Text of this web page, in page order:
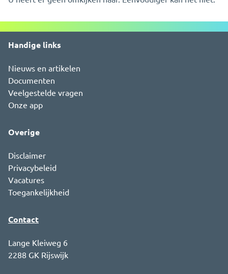
Handige links
Nieuws en artikelen
Documenten
Veelgestelde vragen
Onze app
Overige
Disclaimer
Privacybeleid
Vacatures
Toegankelijkheid
Contact
Lange Kleiweg 6
2288 GK Rijswijk